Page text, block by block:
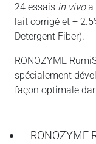
24 essais in vivoa
lait corrigé et +
Detergent Fiber).
RONOZYME
spécialement
façon optimale
RONOZYME